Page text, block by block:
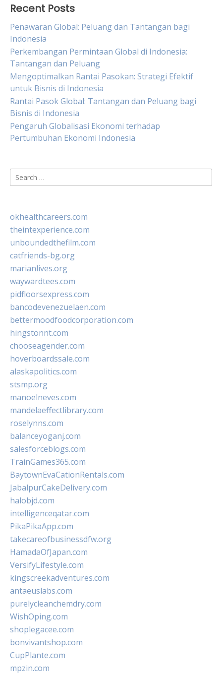
Recent Posts
Penawaran Global: Peluang dan Tantangan bagi
Indonesia
Perkembangan Permintaan Global di Indonesia:
Tantangan dan Peluang
Mengoptimalkan Rantai Pasokan: Strategi Efektif
untuk Bisnis di Indonesia
Rantai Pasok Global: Tantangan dan Peluang bagi
Bisnis di Indonesia
Pengaruh Globalisasi Ekonomi terhadap
Pertumbuhan Ekonomi Indonesia
Search
for:
okhealthcareers.com
theintexperience.com
unboundedthefilm.com
catfriends-bg.org
marianlives.org
waywardtees.com
pidfloorsexpress.com
bancodevenezuelaen.com
bettermoodfoodcorporation.com
hingstonnt.com
chooseagender.com
hoverboardssale.com
alaskapolitics.com
stsmp.org
manoelneves.com
mandelaeffectlibrary.com
roselynns.com
balanceyoganj.com
salesforceblogs.com
TrainGames365.com
BaytownEvaCationRentals.com
JabalpurCakeDelivery.com
halobjd.com
intelligenceqatar.com
PikaPikaApp.com
takecareofbusinessdfw.org
HamadaOfJapan.com
VersifyLifestyle.com
kingscreekadventures.com
antaeuslabs.com
purelycleanchemdry.com
WishOping.com
shoplegacee.com
bonvivantshop.com
CupPlante.com
mpzin.com